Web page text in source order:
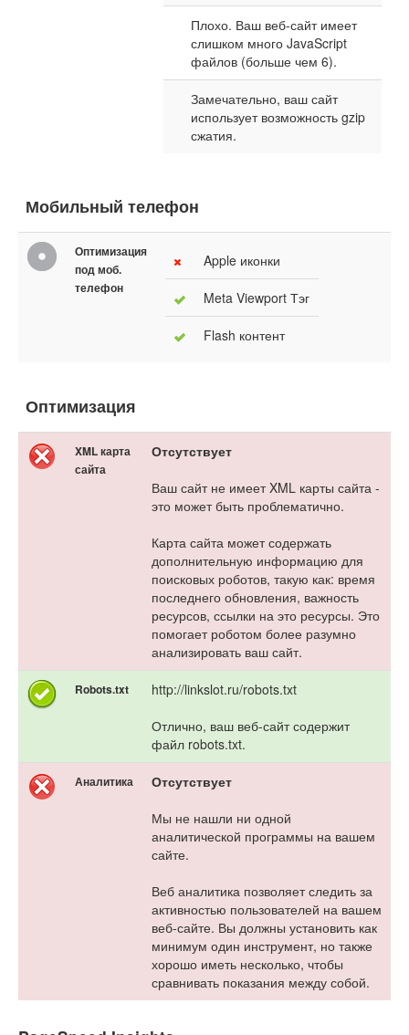
Плохо. Ваш веб-сайт имеет
слишком много JavaScript
файлов (больше чем 6).
Замечательно, ваш сайт
использует возможность gzip
сжатия.
Мобильный телефон
Оптимизация
под моб.
телефон
Apple иконки
Meta Viewport Тэг
Flash контент
Оптимизация
XML карта
сайта
Отсутствует
Ваш сайт не имеет XML карты сайта -
это может быть проблематично.
Карта сайта может содержать
дополнительную информацию для
поисковых роботов, такую как: время
последнего обновления, важность
ресурсов, ссылки на это ресурсы. Это
помогает роботом более разумно
анализировать ваш сайт.
Robots.txt
http://linkslot.ru/robots.txt
Отлично, ваш веб-сайт содержит
файл robots.txt.
Аналитика
Отсутствует
Мы не нашли ни одной
аналитической программы на вашем
сайте.
Веб аналитика позволяет следить за
активностью пользователей на вашем
веб-сайте. Вы должны установить как
минимум один инструмент, но также
хорошо иметь несколько, чтобы
сравнивать показания между собой.